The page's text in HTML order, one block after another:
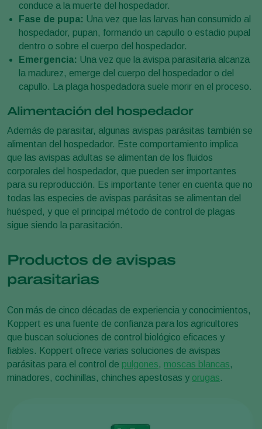
conduce a la muerte del hospedador.
Fase de pupa: Una vez que las larvas han consumido al
hospedador, pupan, formando un capullo o estadio pupal
dentro o sobre el cuerpo del hospedador.
Emergencia: Una vez que la avispa parasitaria alcanza
la madurez, emerge del cuerpo del hospedador o del
capullo. La plaga hospedadora suele morir en el proceso.
Alimentación del hospedador
Además de parasitar, algunas avispas parásitas también se
alimentan del hospedador. Este comportamiento implica
que las avispas adultas se alimentan de los fluidos
corporales del hospedador, que pueden ser importantes
para su reproducción. Es importante tener en cuenta que no
todas las especies de avispas parásitas se alimentan del
huésped, y que el principal método de control de plagas
sigue siendo la parasitación.
Productos de avispas
parasitarias
Con más de cinco décadas de experiencia y conocimientos,
Koppert es una fuente de confianza para los agricultores
que buscan soluciones de control biológico eficaces y
fiables. Koppert ofrece varias soluciones de avispas
parásitas para el control de pulgones, moscas blancas,
minadores, cochinillas, chinches apestosas y orugas.